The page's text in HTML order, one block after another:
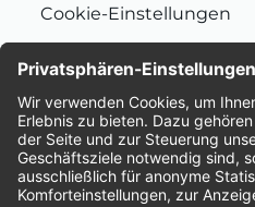
Cookie-Einstellungen
Bewertungen